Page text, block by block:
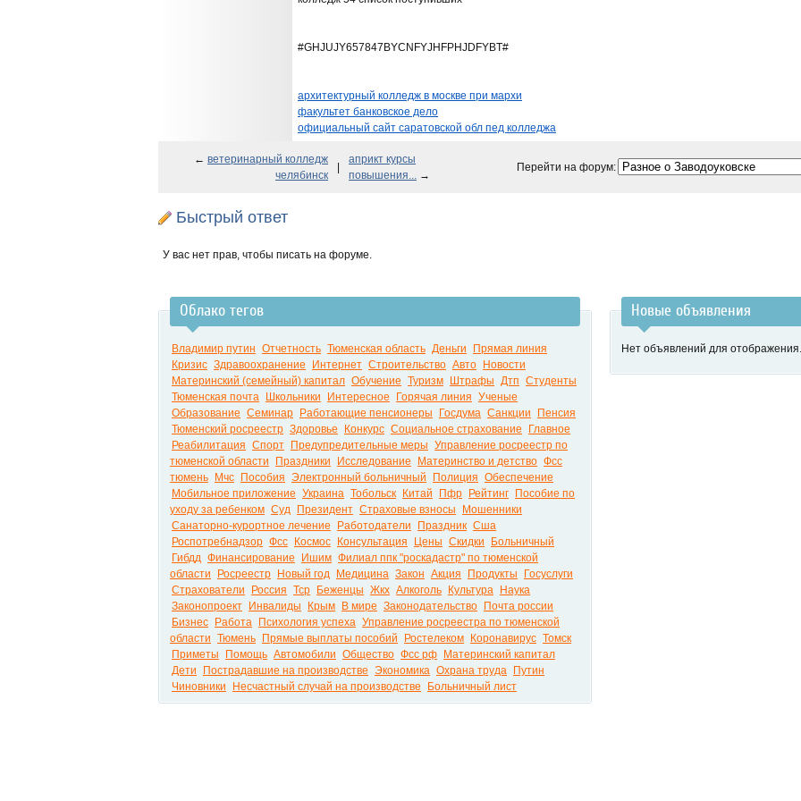
#GHJUJY657847BYCNFYJHFPHJDFYBT#
архитектурный колледж в москве при мархи
факультет банковское дело
официальный сайт саратовской обл пед колледжа
← ветеринарный колледж
челябинск
априкт курсы
повышения... →
Перейти на форум:
Быстрый ответ
У вас нет прав, чтобы писать на форуме.
Облако тегов
Владимир путин Отчетность Тюменская область Деньги
Прямая линия
Кризис Здравоохранение Интернет Строительство Авто
Новости
Материнский (семейный) капитал Обучение Туризм Штрафы Дтп Студенты
Тюменская почта
Школьники Интересное Горячая линия Ученые
Образование Семинар Работающие пенсионеры Госдума Санкции
Пенсия
Тюменский росреестр Здоровье Конкурс Социальное страхование
Главное
Реабилитация Спорт Предупредительные меры Управление росреестр по
тюменской области
Праздники Исследование Материнство и детство Фсс
тюмень
Мчс Пособия Электронный больничный Полиция Обеспечение
Мобильное приложение Украина Тобольск Китай Пфр Рейтинг
Пособие по
уходу за ребенком Суд Президент Страховые взносы
Мошенники
Санаторно-курортное лечение
Работодатели Праздник Сша
Роспотребнадзор Фсс Космос Консультация Цены Скидки
Больничный
Гибдд Финансирование Ишим Филиал ппк "роскадастр" по тюменской
области
Росреестр Новый год Медицина Закон Акция Продукты
Госуслуги
Страхователи
Россия Тср Беженцы Жкх Алкоголь Культура
Наука
Законопроект
Инвалиды Крым В мире Законодательство
Почта россии
Бизнес
Работа Психология успеха Управление росреестра по тюменской
области Тюмень Прямые выплаты пособий Ростелеком Коронавирус Томск
Приметы
Помощь Автомобили Общество Фсс рф
Материнский капитал
Дети
Пострадавшие на производстве Экономика Охрана труда
Путин
Чиновники
Несчастный случай на производстве Больничный лист
Новые объявления
Нет объявлений для отображения.